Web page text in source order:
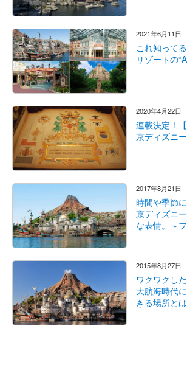
2021年6月11日
これ知って
リゾートの
2020年4月22日
連載決定！
京ディズニー
2017年8月21日
時間や季節
京ディズニ
な表情。～
2015年8月27日
ワクワクし
大航海時代
きる場所と